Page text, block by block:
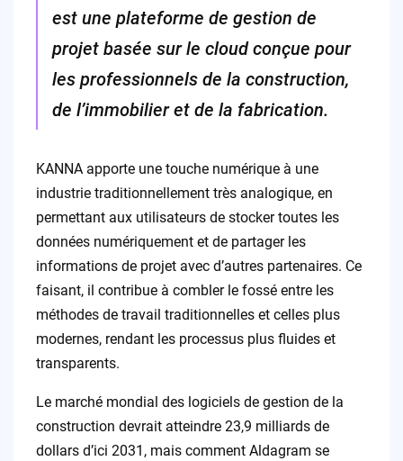
est une plateforme de gestion de
projet basée sur le cloud conçue pour
les professionnels de la construction,
de l’immobilier et de la fabrication.
KANNA apporte une touche numérique à une
industrie traditionnellement très analogique, en
permettant aux utilisateurs de stocker toutes les
données numériquement et de partager les
informations de projet avec d’autres partenaires. Ce
faisant, il contribue à combler le fossé entre les
méthodes de travail traditionnelles et celles plus
modernes, rendant les processus plus fluides et
transparents.
Le marché mondial des logiciels de gestion de la
construction devrait atteindre 23,9 milliards de
dollars d’ici 2031, mais comment Aldagram se